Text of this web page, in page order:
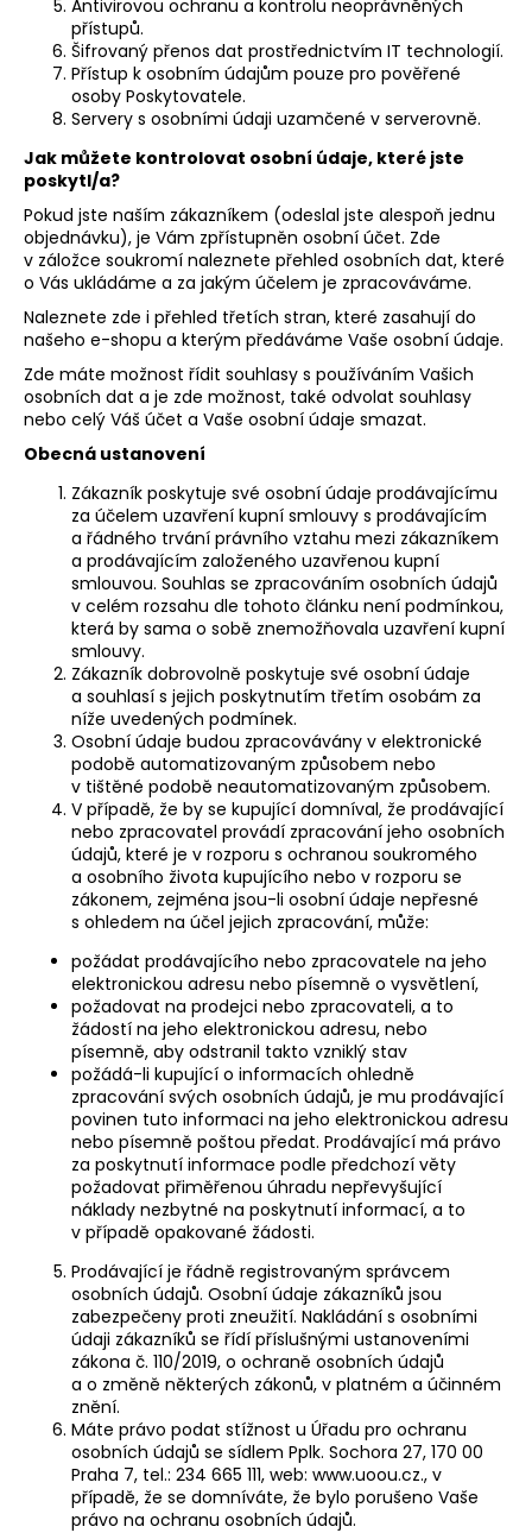
Antivirovou ochranu a kontrolu neoprávněných
přístupů.
Šifrovaný přenos dat prostřednictvím IT technologií.
Přístup k osobním údajům pouze pro pověřené
osoby Poskytovatele.
Servery s osobními údaji uzamčené v serverovně.
Jak můžete kontrolovat osobní údaje, které jste
poskytl/a?
Pokud jste naším zákazníkem (odeslal jste alespoň jednu
objednávku), je Vám zpřístupněn osobní účet. Zde
v záložce soukromí naleznete přehled osobních dat, které
o Vás ukládáme a za jakým účelem je zpracováváme.
Naleznete zde i přehled třetích stran, které zasahují do
našeho e-shopu a kterým předáváme Vaše osobní údaje.
Zde máte možnost řídit souhlasy s používáním Vašich
osobních dat a je zde možnost, také odvolat souhlasy
nebo celý Váš účet a Vaše osobní údaje smazat.
Obecná ustanovení
Zákazník poskytuje své osobní údaje prodávajícímu
za účelem uzavření kupní smlouvy s prodávajícím
a řádného trvání právního vztahu mezi zákazníkem
a prodávajícím založeného uzavřenou kupní
smlouvou. Souhlas se zpracováním osobních údajů
v celém rozsahu dle tohoto článku není podmínkou,
která by sama o sobě znemožňovala uzavření kupní
smlouvy.
Zákazník dobrovolně poskytuje své osobní údaje
a souhlasí s jejich poskytnutím třetím osobám za
níže uvedených podmínek.
Osobní údaje budou zpracovávány v elektronické
podobě automatizovaným způsobem nebo
v tištěné podobě neautomatizovaným způsobem.
V případě, že by se kupující domníval, že prodávající
nebo zpracovatel provádí zpracování jeho osobních
údajů, které je v rozporu s ochranou soukromého
a osobního života kupujícího nebo v rozporu se
zákonem, zejména jsou-li osobní údaje nepřesné
s ohledem na účel jejich zpracování, může:
požádat prodávajícího nebo zpracovatele na jeho
elektronickou adresu nebo písemně o vysvětlení,
požadovat na prodejci nebo zpracovateli, a to
žádostí na jeho elektronickou adresu, nebo
písemně, aby odstranil takto vzniklý stav
požádá-li kupující o informacích ohledně
zpracování svých osobních údajů, je mu prodávající
povinen tuto informaci na jeho elektronickou adresu
nebo písemně poštou předat. Prodávající má právo
za poskytnutí informace podle předchozí věty
požadovat přiměřenou úhradu nepřevyšující
náklady nezbytné na poskytnutí informací, a to
v případě opakované žádosti.
Prodávající je řádně registrovaným správcem
osobních údajů. Osobní údaje zákazníků jsou
zabezpečeny proti zneužití. Nakládání s osobními
údaji zákazníků se řídí příslušnými ustanoveními
zákona č. 110/2019, o ochraně osobních údajů
a o změně některých zákonů, v platném a účinném
znění.
Máte právo podat stížnost u Úřadu pro ochranu
osobních údajů se sídlem Pplk. Sochora 27, 170 00
Praha 7, tel.: 234 665 111, web: www.uoou.cz., v
případě, že se domníváte, že bylo porušeno Vaše
právo na ochranu osobních údajů.